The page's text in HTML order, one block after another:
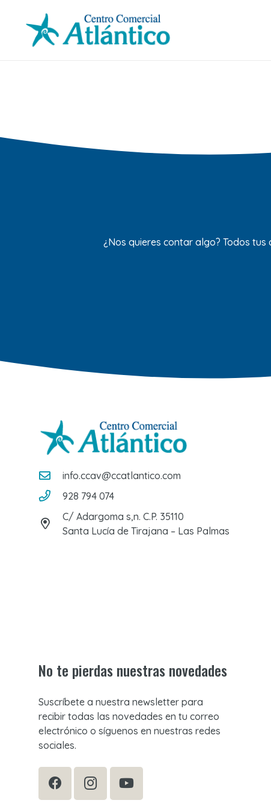
¿Nos quieres contar algo? Todos
info.ccav@ccatlantico.com
928 794 074
C/ Adargoma s,n. C.P. 35110
Santa Lucía de Tirajana – Las Palmas
No te pierdas nuestras novedades
Suscríbete a nuestra newsletter para
recibir todas las novedades en tu correo
electrónico o síguenos en nuestras redes
sociales.